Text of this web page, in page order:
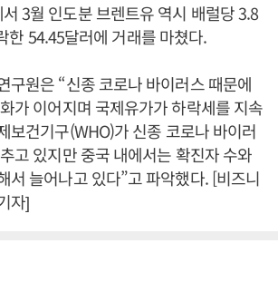
3월 인도분 브렌트유 역시 배럴당 3.8
한 54.45달러에 거래를 마쳤다.
구원은 “신종 코로나 바이러스 때문에
가 이어지며 국제유가가 하락세를 지속
보건기구(WHO)가 신종 코로나 바이러
고 있지만 중국 내에서는 확진자 수와
서 늘어나고 있다”고 파악했다. [비즈니
자]